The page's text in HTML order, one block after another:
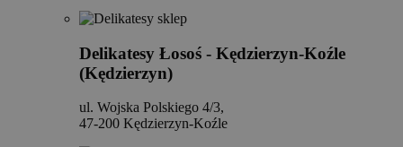
Delikatesy Łosoś - Kędzierzyn-Koźle
(Kędzierzyn)
ul. Wojska Polskiego 4/3,
47-200 Kędzierzyn-Koźle